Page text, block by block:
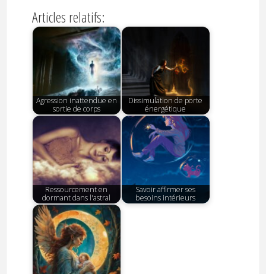
Articles relatifs:
Agression inattendue en
sortie de corps
Dissimulation de porte
énergétique
Ressourcement en
dormant dans l'astral
Savoir affirmer ses
besoins intérieurs